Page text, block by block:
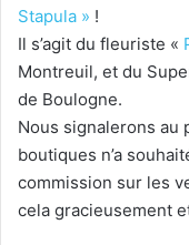
Stapula » !
Il s’agit du fleuriste «
Montreuil, et du
de Boulogne.
Nous signalerons au
boutiques n’a
commission sur les
cela gracieusement